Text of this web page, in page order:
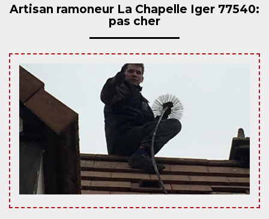
Artisan ramoneur La Chapelle Iger 77540:
pas cher